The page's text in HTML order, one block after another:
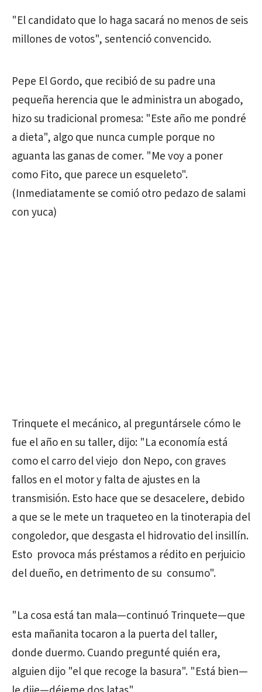
"El candidato que lo haga sacará no menos de seis
millones de votos", sentenció convencido.
Pepe El Gordo, que recibió de su padre una
pequeña herencia que le administra un abogado,
hizo su tradicional promesa: "Este año me pondré
a dieta", algo que nunca cumple porque no
aguanta las ganas de comer. "Me voy a poner
como Fito, que parece un esqueleto".
(Inmediatamente se comió otro pedazo de salami
con yuca)
Trinquete el mecánico, al preguntársele cómo le
fue el año en su taller, dijo: "La economía está
como el carro del viejo don Nepo, con graves
fallos en el motor y falta de ajustes en la
transmisión. Esto hace que se desacelere, debido
a que se le mete un traqueteo en la tinoterapia del
congoledor, que desgasta el hidrovatio del insillín.
Esto provoca más préstamos a rédito en perjuicio
del dueño, en detrimento de su consumo".
"La cosa está tan mala—continuó Trinquete—que
esta mañanita tocaron a la puerta del taller,
donde duermo. Cuando pregunté quién era,
alguien dijo "el que recoge la basura". "Está bien—